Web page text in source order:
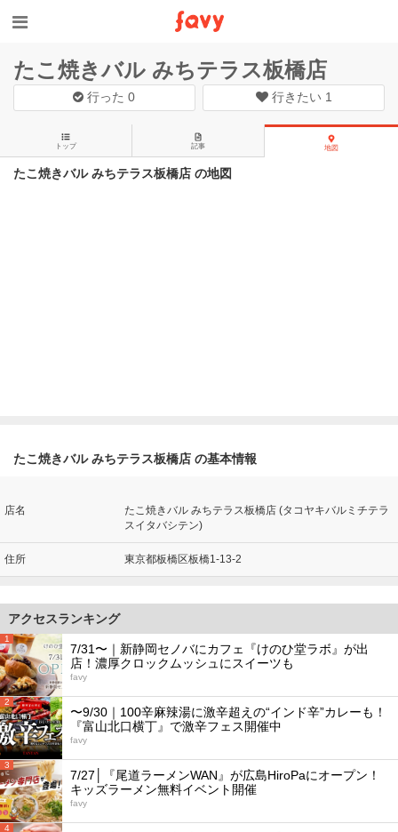
たこ焼きバル みちテラス板橋店
行った0 行きたい 1
トップ 記事 地図
たこ焼きバル みちテラス板橋店 の地図
たこ焼きバル みちテラス板橋店 の基本情報
店名
たこ焼きバル みちテラス板橋店 (タコヤキバルミチテラ
スイタバシテン)
住所 東京都板橋区板橋1-13-2
アクセスランキング
1
7/31〜｜新静岡セノバにカフェ『けのひ堂ラボ』が出
店！濃厚クロックムッシュにスイーツも
favy
2
〜9/30｜100辛麻辣湯に激辛超えの“インド辛”カレーも！
『富山北口横丁』で激辛フェス開催中
favy
3
7/27│『尾道ラーメンWAN』が広島HiroPaにオープン！
キッズラーメン無料イベント開催
favy
4